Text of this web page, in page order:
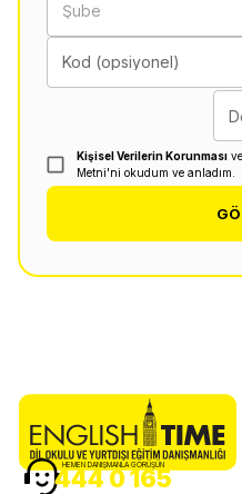
Şube
Kod (opsiyonel)
Kişisel Verilerin Korunması
Metni'ni okudum ve anladım.
HEMEN DANIŞMANLA GÖRÜŞÜN
444 0 165